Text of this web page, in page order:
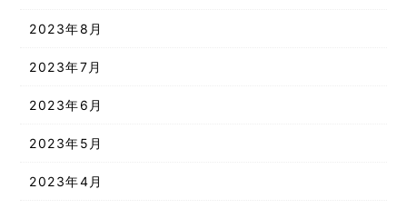
2023年8月
2023年7月
2023年6月
2023年5月
2023年4月